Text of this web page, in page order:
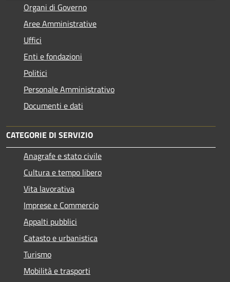
Organi di Governo
Aree Amministrative
Uffici
Enti e fondazioni
Politici
Personale Amministrativo
Documenti e dati
CATEGORIE DI SERVIZIO
Anagrafe e stato civile
Cultura e tempo libero
Vita lavorativa
Imprese e Commercio
Appalti pubblici
Catasto e urbanistica
Turismo
Mobilità e trasporti